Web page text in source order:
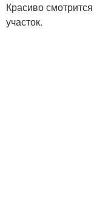
Красиво
участок.